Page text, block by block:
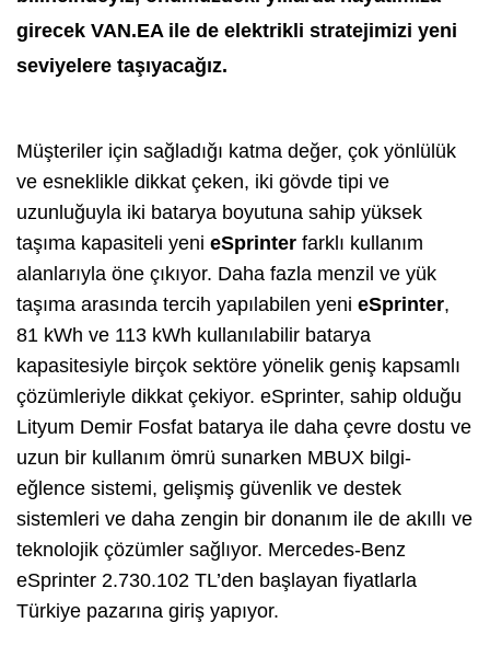
girecek VAN.EA ile de elektrikli stratejimizi yeni
seviyelere taşıyacağız.
Müşteriler için sağladığı katma değer, çok yönlülük
ve esneklikle dikkat çeken, iki gövde tipi ve
uzunluğuyla iki batarya boyutuna sahip yüksek
taşıma kapasiteli yeni eSprinter farklı kullanım
alanlarıyla öne çıkıyor. Daha fazla menzil ve yük
taşıma arasında tercih yapılabilen yeni eSprinter,
81 kWh ve 113 kWh kullanılabilir batarya
kapasitesiyle birçok sektöre yönelik geniş kapsamlı
çözümleriyle dikkat çekiyor. eSprinter, sahip olduğu
Lityum Demir Fosfat batarya ile daha çevre dostu ve
uzun bir kullanım ömrü sunarken MBUX bilgi-
eğlence sistemi, gelişmiş güvenlik ve destek
sistemleri ve daha zengin bir donanım ile de akıllı ve
teknolojik çözümler sağlıyor. Mercedes-Benz
eSprinter 2.730.102 TL’den başlayan fiyatlarla
Türkiye pazarına giriş yapıyor.